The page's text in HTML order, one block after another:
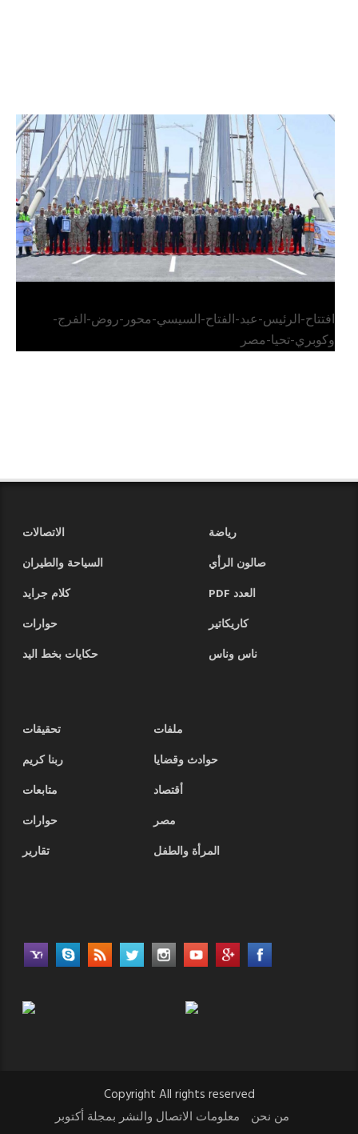
الرئيس عبد الفتاح السيسي يفتتح محور روض الفرج
وكوبري تحيا مصر
افتتاح-الرئيس-عبد-الفتاح-السيسي-محور-روض-الفرج-
وكوبري-تحيا-مصر
رياضة
الاتصالات
صالون الرأي
السياحة والطيران
العدد PDF
كلام جرايد
كاريكاتير
حوارات
ناس وناس
حكايات بخط اليد
ملفات
تحقيقات
حوادث وقضايا
ربنا كريم
أقتصاد
متابعات
مصر
حوارات
المرأة والطفل
تقارير
Copyright All rights reserved
من نحن
معلومات الاتصال والنشر بمجلة أكتوبر